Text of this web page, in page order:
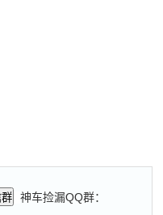
神车捡漏QQ群：